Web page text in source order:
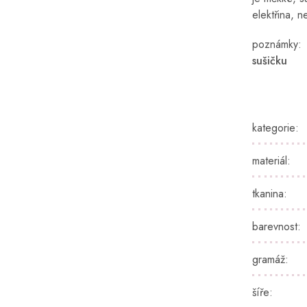
elektřina,
sušičku
kategorie:
materiál:
tkanina:
barevnost:
gramáž:
šíře: